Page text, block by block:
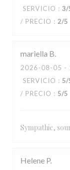
SERVICIO : 3/
/ PRECIO : 2/5
mariella B
2026-08-05 -
SERVICIO : 5/
/ PRECIO : 5/5
Sympathie,
Helene P